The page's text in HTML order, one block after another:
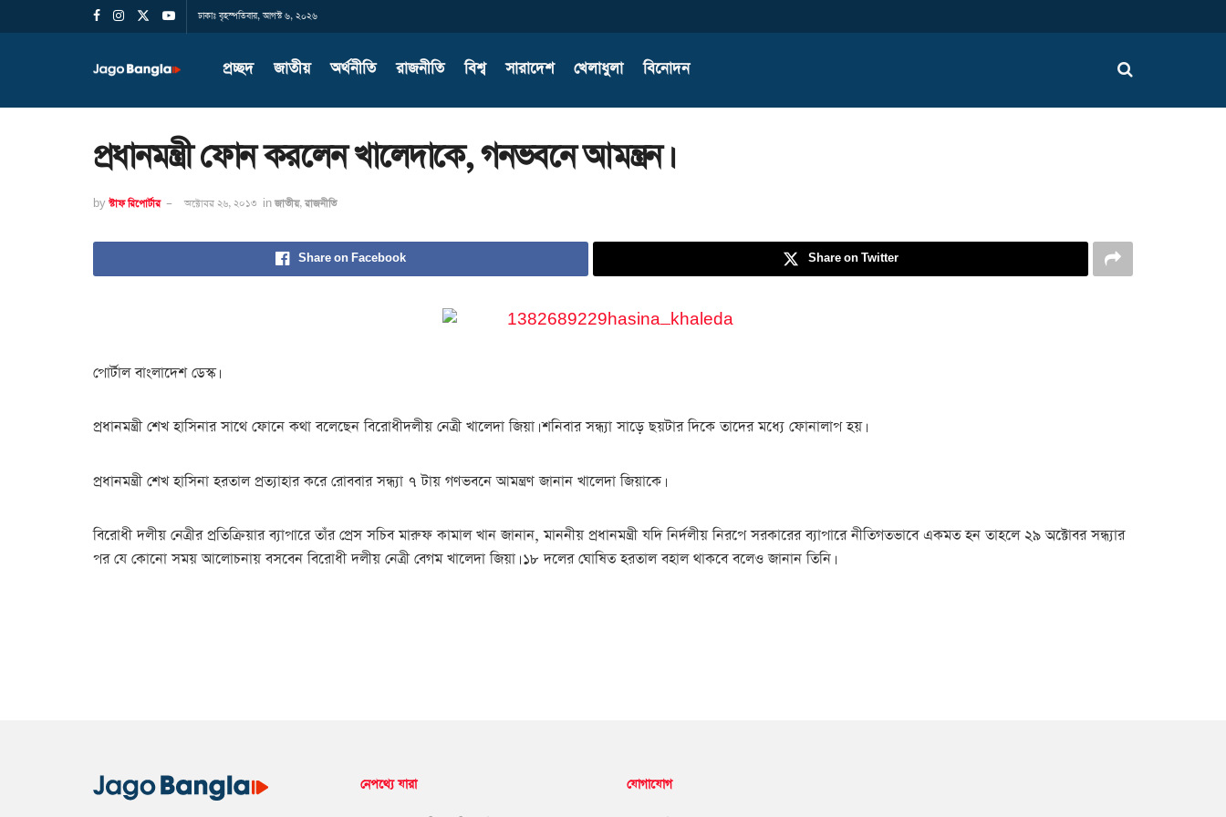
ঢাকাঃ বৃহস্পতিবার, আগস্ট ৬, ২০২৬
প্রচ্ছদ জাতীয় অর্থনীতি রাজনীতি বিশ্ব সারাদেশ খেলাধুলা বিনোদন
প্রধানমন্ত্রী ফোন করলেন খালেদাকে, গনভবনে আমন্ত্রন।
by স্টাফ রিপোর্টার অক্টোবর ২৬, ২০১৩ in জাতীয়, রাজনীতি
Share on Facebook Share on Twitter
পোর্টাল বাংলাদেশ ডেস্ক।
প্রধানমন্ত্রী শেখ হাসিনার সাথে ফোনে কথা বলেছেন বিরোধীদলীয় নেত্রী খালেদা জিয়া। শনিবার সন্ধ্যা সাড়ে ছয়টার দিকে তাদের মধ্যে ফোনালাপ হয়।
প্রধানমন্ত্রী শেখ হাসিনা হরতাল প্রত্যাহার করে রোববার সন্ধ্যা ৭ টায় গণভবনে আমন্ত্রণ জানান খালেদা জিয়াকে।
বিরোধী দলীয় নেত্রীর প্রতিক্রিয়ার ব্যাপারে তাঁর প্রেস সচিব মারুফ কামাল খান জানান, মাননীয় প্রধানমন্ত্রী যদি নির্দলীয় নিরপে সরকারের ব্যাপারে নীতিগতভাবে একমত হন তাহলে ২৯ অক্টোবর সন্ধ্যার
পর যে কোনো সময় আলোচনায় বসবেন বিরোধী দলীয় নেত্রী বেগম খালেদা জিয়া। ১৮ দলের ঘোষিত হরতাল বহাল থাকবে বলেও জানান তিনি।
নেপথ্যে যারা যোগাযোগ